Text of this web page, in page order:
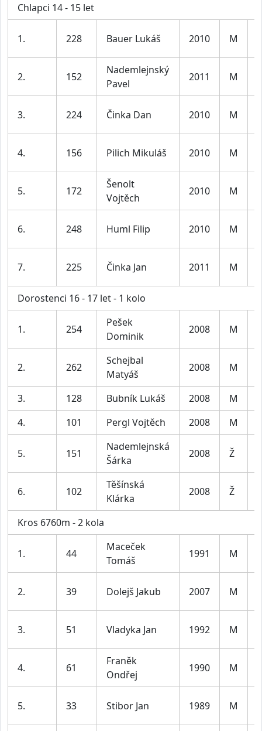
Chlapci 14 - 15 let
1. 228 Bauer Lukáš 2010 M
2. 152
Nademlejnský
Pavel
2011 M
3. 224 Činka Dan 2010 M
4. 156 Pilich Mikuláš 2010 M
5. 172
Šenolt
Vojtěch
2010 M
6. 248 Huml Filip 2010 M
7. 225 Činka Jan 2011 M
Dorostenci 16 - 17 let - 1 kolo
1. 254
Pešek
Dominik
2008 M
2. 262
Schejbal
Matyáš
2008 M
3. 128 Bubník Lukáš 2008 M
4.
101 Pergl Vojtěch 2008 M
5. 151
Nademlejnská
Šárka
2008 Ž
6. 102
Těšínská
Klárka
2008 Ž
Kros 6760m - 2 kola
1. 44
Maceček
Tomáš
1991 M
2. 39 Dolejš Jakub 2007 M
3. 51 Vladyka Jan 1992 M
4. 61
Franěk
Ondřej
1990 M
5. 33 Stibor Jan 1989 M